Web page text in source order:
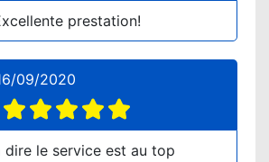
prestation!
09/2020
dire le service est au top